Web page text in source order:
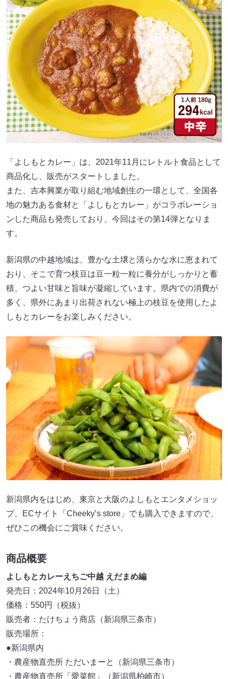
「よしもとカレー」は、2021年11月にレトルト食品として
商品化し、販売がスタートしました。
また、吉本興業が取り組む地域創生の一環として、全国各
地の魅力ある食材と「よしもとカレー」がコラボレーショ
ンした商品も発売しており、今回はその第14弾となりま
す。
新潟県の中越地域は、豊かな土壌と清らかな水に恵まれて
おり、そこで育つ枝豆は豆一粒一粒に養分がしっかりと蓄
積、つよい甘味と旨味が凝縮しています。県内での消費が
多く、県外にあまり出荷されない極上の枝豆を使用したよ
しもとカレーをお楽しみください。
新潟県内をはじめ、東京と大阪のよしもとエンタメショッ
プ、ECサイト「Cheeky’s store」でも購入できますので、
ぜひこの機会にご賞味ください。
商品概要
よしもとカレーえちご中越 えだまめ編
発売日：2024年10月26日（土）
価格：550円（税抜）
販売者：たけちょう商店（新潟県三条市）
販売場所：
●新潟県内
・農産物直売所 ただいまーと（新潟県三条市）
・農産物直売所「愛菜館」（新潟県柏崎市）